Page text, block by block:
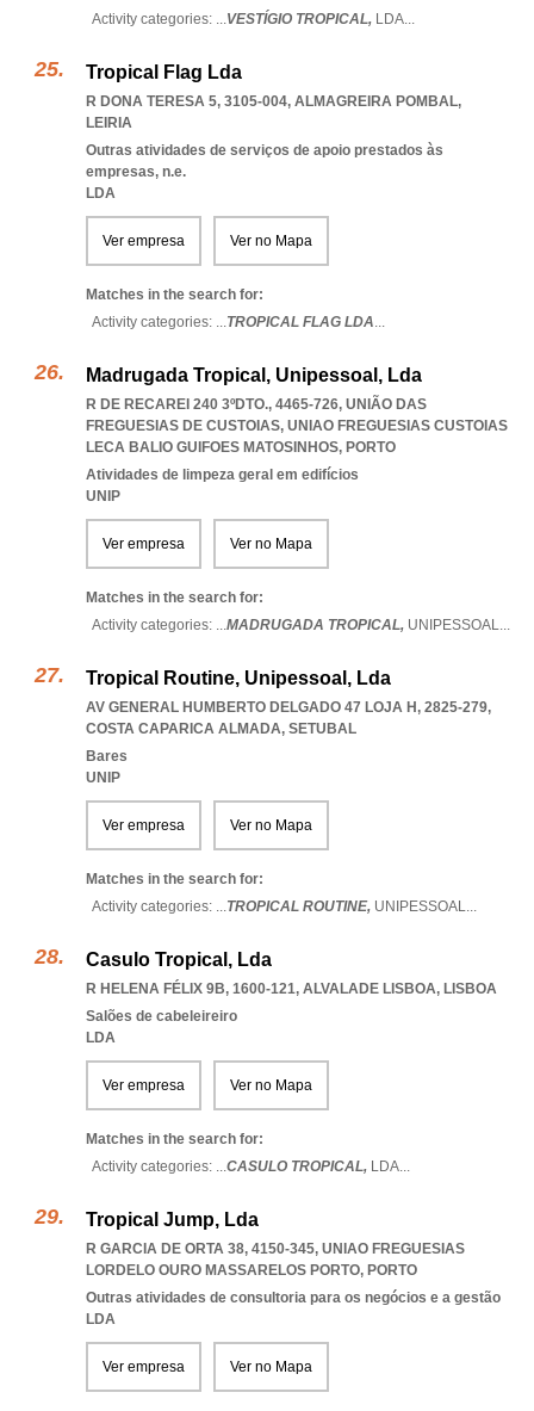
Activity categories: ...VESTÍGIO TROPICAL, LDA...
Tropical Flag Lda
R DONA TERESA 5, 3105-004, ALMAGREIRA POMBAL,
LEIRIA
Outras atividades de serviços de apoio prestados às
empresas, n.e.
LDA
Ver empresa Ver no Mapa
Matches in the search for:
Activity categories: ...TROPICAL FLAG LDA...
Madrugada Tropical, Unipessoal, Lda
R DE RECAREI 240 3ºDTO., 4465-726, UNIÃO DAS
FREGUESIAS DE CUSTOIAS, UNIAO FREGUESIAS CUSTOIAS
LECA BALIO GUIFOES MATOSINHOS, PORTO
Atividades de limpeza geral em edifícios
UNIP
Ver empresa Ver no Mapa
Matches in the search for:
Activity categories: ...MADRUGADA TROPICAL, UNIPESSOAL...
Tropical Routine, Unipessoal, Lda
AV GENERAL HUMBERTO DELGADO 47 LOJA H, 2825-279,
COSTA CAPARICA ALMADA, SETUBAL
Bares
UNIP
Ver empresa Ver no Mapa
Matches in the search for:
Activity categories: ...TROPICAL ROUTINE, UNIPESSOAL...
Casulo Tropical, Lda
R HELENA FÉLIX 9B, 1600-121, ALVALADE LISBOA, LISBOA
Salões de cabeleireiro
LDA
Ver empresa Ver no Mapa
Matches in the search for:
Activity categories: ...CASULO TROPICAL, LDA...
Tropical Jump, Lda
R GARCIA DE ORTA 38, 4150-345, UNIAO FREGUESIAS
LORDELO OURO MASSARELOS PORTO, PORTO
Outras atividades de consultoria para os negócios e a gestão
LDA
Ver empresa Ver no Mapa